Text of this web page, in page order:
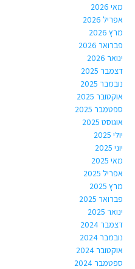
מאי 2026
אפריל 2026
מרץ 2026
פברואר 2026
ינואר 2026
דצמבר 2025
נובמבר 2025
אוקטובר 2025
ספטמבר 2025
אוגוסט 2025
יולי 2025
יוני 2025
מאי 2025
אפריל 2025
מרץ 2025
פברואר 2025
ינואר 2025
דצמבר 2024
נובמבר 2024
אוקטובר 2024
ספטמבר 2024